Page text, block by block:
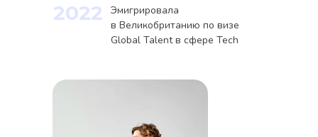
2022
Эмигрировала
в Великобританию по визе
Global Talent в сфере Tech